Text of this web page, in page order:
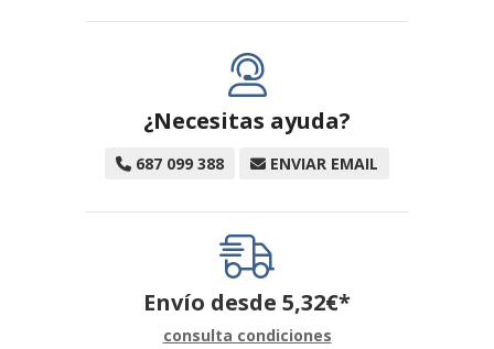
¿Necesitas ayuda?
687 099 388 ENVIAR EMAIL
Envío desde 5,32€*
consulta condiciones